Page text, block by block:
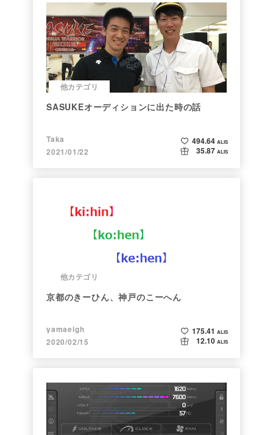
他カテゴリ
SASUKEオーディションに出た時の話
Taka
2021/01/22
494.64 ALIS
35.87 ALIS
他カテゴリ
京都のきーひん、神戸のこーへん
yamaeigh
2020/02/15
175.41 ALIS
12.10 ALIS